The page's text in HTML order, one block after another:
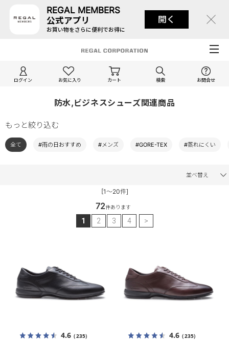
REGAL MEMBERS
公式アプリ
お買い物をさらに便利でお得に
開く
ログイン お気に入り カート 検索 お問合せ
防水,ビジネスシューズ関連商品
もっと絞り込む
全て #雨の日おすすめ #メンズ #GORE-TEX #蒸れにくい
並べ替え
[1～20件]
72件あります
1 2 3 4 >
4.6（235） 4.6（235）